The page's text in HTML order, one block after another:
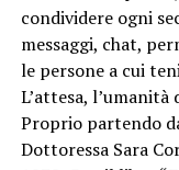
condividere ogni
messaggi, chat,
le persone a cui
L’attesa,
Proprio partendo
Dottoressa Sara